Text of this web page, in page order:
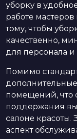
уборку в
работе
тому, чтобы
качественно,
для персонала и
Помимо
помещений, что
поддержания
салоне красоты.
аспект